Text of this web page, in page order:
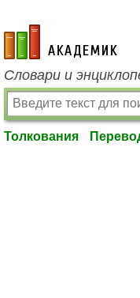
academic.ru
Словари и
Толкования